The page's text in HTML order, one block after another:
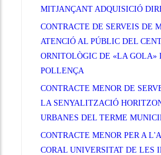
MITJANÇANT ADQUISICIÓ
CONTRACTE DE SERVEIS DE
ATENCIÓ AL PÚBLIC DEL
ORNITOLÒGIC DE «LA GOLA»
POLLENÇA
CONTRACTE MENOR DE
LA SENYALITZACIÓ
URBANES DEL TERME
CONTRACTE MENOR PER A
CORAL UNIVERSITAT DE LES